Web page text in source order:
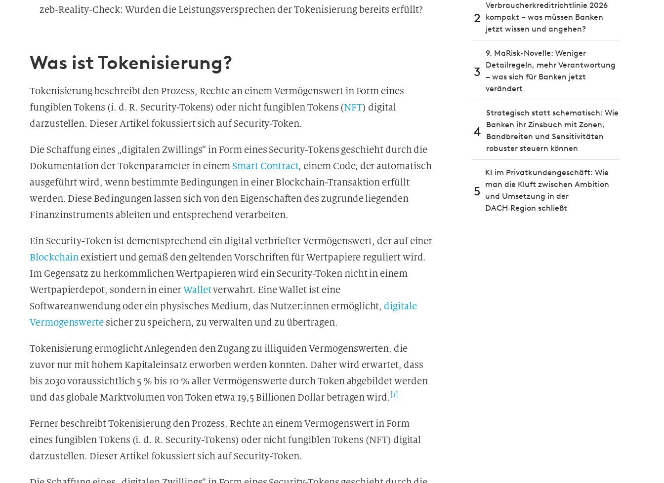
zeb-Reality-Check: Wurden die Leistungsversprechen der Tokenisierung bereits erfüllt?
Was ist Tokenisierung?
Tokenisierung beschreibt den Prozess, Rechte an einem Vermögenswert in Form eines
fungiblen Tokens (i. d. R. Security-Tokens) oder nicht fungiblen Tokens (NFT) digital
darzustellen. Dieser Artikel fokussiert sich auf Security-Token.
Die Schaffung eines „digitalen Zwillings“ in Form eines Security-Tokens geschieht durch die
Dokumentation der Tokenparameter in einem Smart Contract, einem Code, der automatisch
ausgeführt wird, wenn bestimmte Bedingungen in einer Blockchain-Transaktion erfüllt
werden. Diese Bedingungen lassen sich von den Eigenschaften des zugrunde liegenden
Finanzinstruments ableiten und entsprechend verarbeiten.
Ein Security-Token ist dementsprechend ein digital verbriefter Vermögenswert, der auf einer
Blockchain existiert und gemäß den geltenden Vorschriften für Wertpapiere reguliert wird.
Im Gegensatz zu herkömmlichen Wertpapieren wird ein Security-Token nicht in einem
Wertpapierdepot, sondern in einerWalletverwahrt. Eine Wallet ist eine
Softwareanwendung oder ein physisches Medium, das Nutzer:innen ermöglicht, digitale
Vermögenswerte sicher zu speichern, zu verwalten und zu übertragen.
Tokenisierung ermöglicht Anlegenden den Zugang zu illiquiden Vermögenswerten, die
zuvor nur mit hohem Kapitaleinsatz erworben werden konnten. Daher wird erwartet, dass
bis 2030 voraussichtlich 5 % bis 10 % aller Vermögenswerte durch Token abgebildet werden
und das globale Marktvolumen von Token etwa 19,5 Billionen Dollar betragen wird.[1]
Ferner beschreibt Tokenisierung den Prozess, Rechte an einem Vermögenswert in Form
eines fungiblen Tokens (i. d. R. Security-Tokens) oder nicht fungiblen Tokens (NFT) digital
darzustellen. Dieser Artikel fokussiert sich auf Security-Token.
2
Verbraucherkreditrichtlinie 2026
kompakt – was müssen Banken
jetzt wissen und angehen?
3
9. MaRisk-Novelle: Weniger
Detailregeln, mehr Verantwortung
– was sich für Banken jetzt
verändert
4
Strategisch statt schematisch: Wie
Banken ihr Zinsbuch mit Zonen,
Bandbreiten und Sensitivitäten
robuster steuern können
5
KI im Privatkundengeschäft: Wie
man die Kluft zwischen Ambition
und Umsetzung in der
DACH‑Region schließt